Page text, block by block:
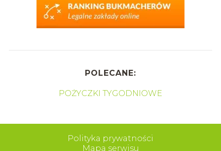
POLECANE:
POŻYCZKI TYGODNIOWE
Polityka prywatności
Mapa serwisu